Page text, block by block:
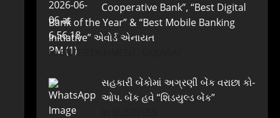
Cooperative Bank”, “Best Digital
Bank of the Year” & “Best Mobile Banking
Initiative” એવોર્ડ એનાયત
In ENTERTAINMENT, GUJARAT
સહકારી બેંકોમાં અગ્રણી બેંક વરાછા કો-
ઓપ. બેંક હવે “શિડયુલ્ડ બેંક”